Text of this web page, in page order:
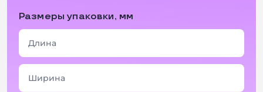
Размеры упаковки, мм